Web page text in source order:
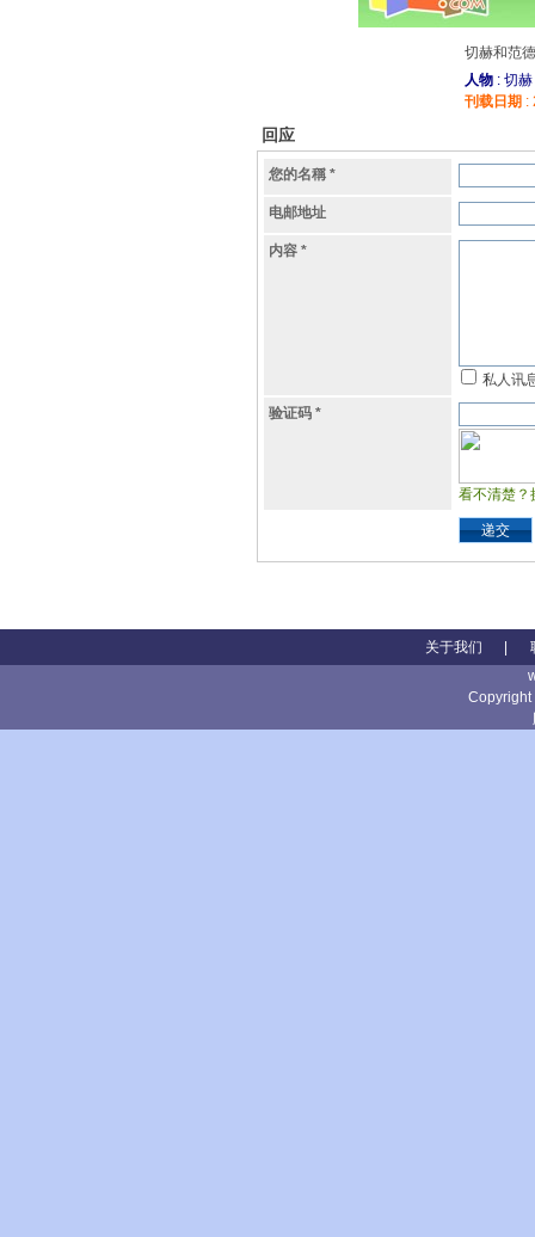
切赫和范
人物 : 切
刊载日期 :
回应
您的名稱 *
电邮地址
内容 *
私人讯
验证码 *
看不清楚？
递交
关于我们